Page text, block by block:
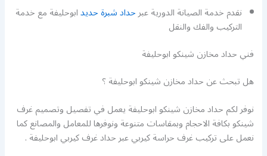
نقدم خدمة الصيانة الدورية عبرحداد شبرة حديدابوحليفة مع خدمة
التركيب والفك والنقل
فني حداد مخازن شينكو ابوحليفة
هل تبحث عن حداد مخازن شينكو ابوحليفة ؟
نوفر لكم حداد مخازن شينكو ابوحليفة يعمل في تفصيل وتصميم غرف
شينكو بكافة الاحجام وبمقاسات متنوعة ونوفرها للمعامل والمصانع كما
نعمل على تركيب غرف حراسة كيربي عبر حداد غرف كيربي ابوحليفة .